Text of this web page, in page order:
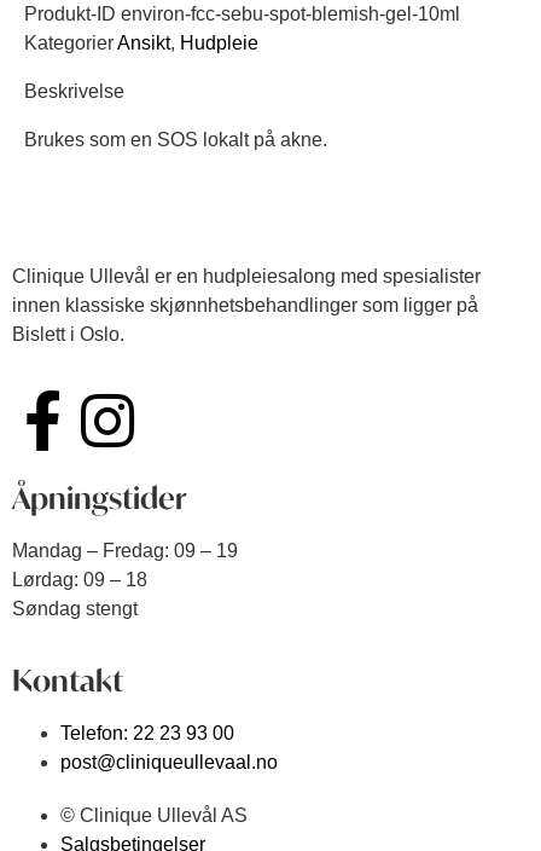
Produkt-ID environ-fcc-sebu-spot-blemish-gel-10ml
KategorierAnsikt, Hudpleie
Beskrivelse
Brukes som en SOS lokalt på akne.
Clinique Ullevål er en hudpleiesalong med spesialister
innen klassiske skjønnhetsbehandlinger som ligger på
Bislett i Oslo.
Åpningstider
Mandag – Fredag: 09 – 19
Lørdag: 09 – 18
Søndag stengt
Kontakt
Telefon: 22 23 93 00
post@cliniqueullevaal.no
© Clinique Ullevål AS
Salgsbetingelser